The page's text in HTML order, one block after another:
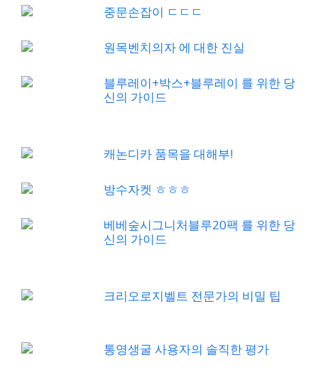
중문손잡이 ㄷㄷㄷ
원목벤치의자 에 대한 진실
블루레이+박스+블루레이 를 위한 당
신의 가이드
캐논디카 품목을 대해부!
방수자켓 ㅎㅎㅎ
베베숲시그니처블루20팩 를 위한 당
신의 가이드
크리오로지벨트 전문가의 비밀 팁
통영생굴 사용자의 솔직한 평가